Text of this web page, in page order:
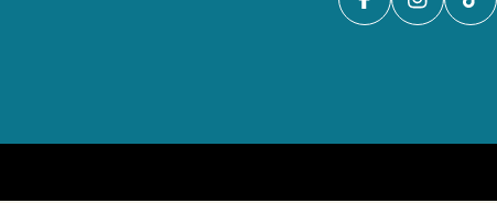
Facebook